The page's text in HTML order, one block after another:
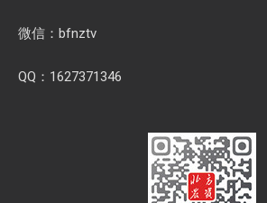
微信：bfnztv
QQ：1627371346